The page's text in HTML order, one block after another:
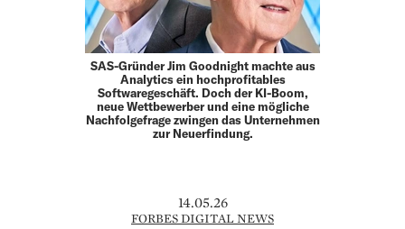
SAS-Gründer Jim Goodnight machte aus
Analytics ein hochprofitables
Softwaregeschäft. Doch der KI-Boom,
neue Wettbewerber und eine mögliche
Nachfolgefrage zwingen das Unternehmen
zur Neuerfindung.
14.05.26
FORBES DIGITAL NEWS